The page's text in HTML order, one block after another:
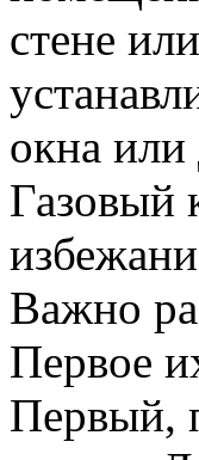
стене
окна или
Газовый
Важно
Первое
Первый,